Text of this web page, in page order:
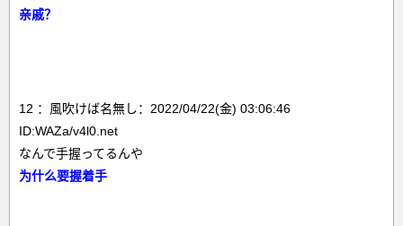
亲戚？
12 ：風吹けば名無し：2022/04/22(金) 03:06:46
ID:WAZa/v4l0.net
なんで手握ってるんや
为什么要握着手